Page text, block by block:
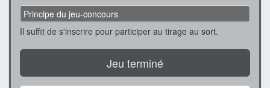
Principe du jeu-concours
Il suffit de s'inscrire pour participer au tirage au sort.
Jeu terminé